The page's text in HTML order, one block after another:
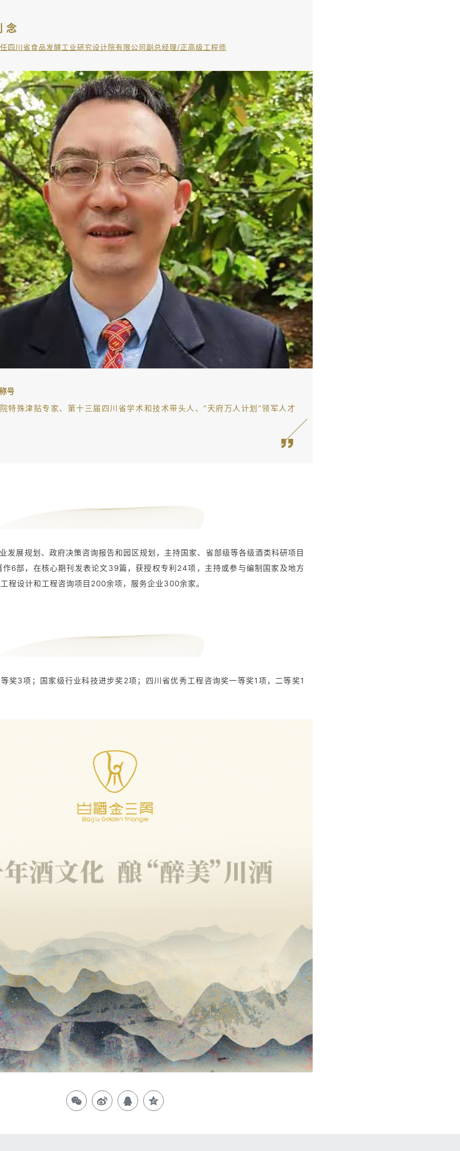
念
四川省食品发酵工业研究设计院有限公司副总经理/正高级工程师
号
特殊津贴专家、第十三届四川省学术和技术带头人、“天府万人计划”领军人才
发展规划、政府决策咨询报告和园区规划，主持国家、省部级等各级酒类科研项目
6部，在核心期刊发表论文39篇，获授权专利24项，主持或参与编制国家及地方
程设计和工程咨询项目200余项，服务企业300余家。
奖3项；国家级行业科技进步奖2项；四川省优秀工程咨询奖一等奖1项，二等奖1